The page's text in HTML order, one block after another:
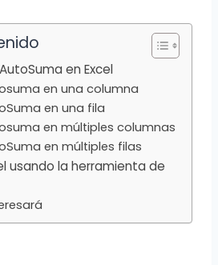
en Excel
en una columna
en una fila
en múltiples columnas
en múltiples filas
usando la herramienta de